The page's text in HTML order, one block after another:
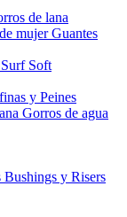
de lana
mujerGuantes
Soft
y Peines
Gorros de agua
Bushings y Risers